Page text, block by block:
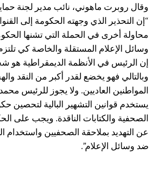
وقال روبرت ماهوني، نائب مدير لجنة
“إن التحذير الذي وجهته الحكومة إلى
محاولة أخرى في الحملة التي تشنها
وسائل الإعلام المستقلة والخاصة كي تلتزم
إن الرئيس في الأنظمة الديمقراطية هو
وبالتالي فهو يخضع لقدر أكبر من النقد
المواطنين العاديين. ولا يجوز للرئيس
يستخدم قوانين التشهير البالية لتحصين
الصحفية والكتابات الناقدة. ويجب على
عن التهديد بملاحقة الصحفيين واستخدام
ضد وسائل الإعلام”.